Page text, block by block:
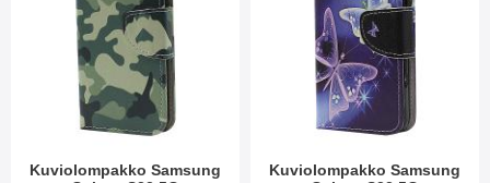
Kuviolompakko Samsung
Kuviolompakko Samsung